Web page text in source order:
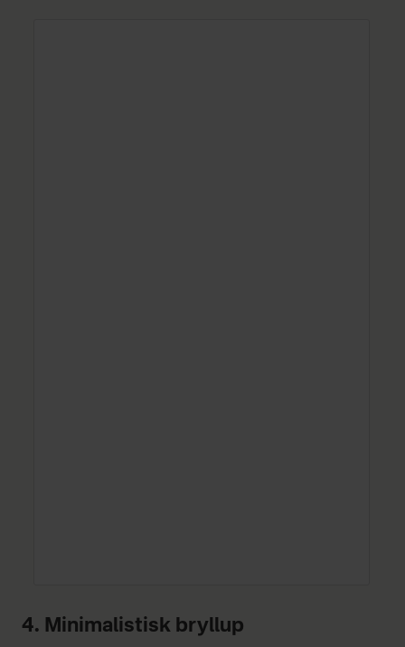
4. Minimalistisk bryllup